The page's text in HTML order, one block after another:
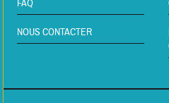
FAQ
NOUS CONTACTER